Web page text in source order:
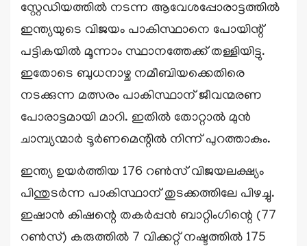
സ്റ്റേഡിയത്തിൽ നടന്ന ആവേശപ്പോരാട്ടത്തിൽ
ഇന്ത്യയുടെ വിജയം പാകിസ്ഥാനെ പോയിന്റ്
പട്ടികയിൽ മൂന്നാം സ്ഥാനത്തേക്ക് തള്ളിയിട്ടു.
ഇതോടെ ബുധനാഴ്ച നമീബിയക്കെതിരെ
നടക്കുന്ന മത്സരം പാകിസ്ഥാന് ജീവന്മരണ
പോരാട്ടമായി മാറി. ഇതിൽ തോറ്റാൽ മുൻ
ചാമ്പ്യന്മാർ ടൂർണമെന്റിൽ നിന്ന് പുറത്താകും.
ഇന്ത്യ ഉയർത്തിയ 176 റൺസ് വിജയലക്ഷ്യം
പിന്തുടർന്ന പാകിസ്ഥാന് തുടക്കത്തിലേ പിഴച്ചു.
ഇഷാൻ കിഷന്റെ തകർപ്പൻ ബാറ്റിംഗിന്റെ (77
റൺസ്) കരുത്തിൽ 7 വിക്കറ്റ് നഷ്ടത്തിൽ 175